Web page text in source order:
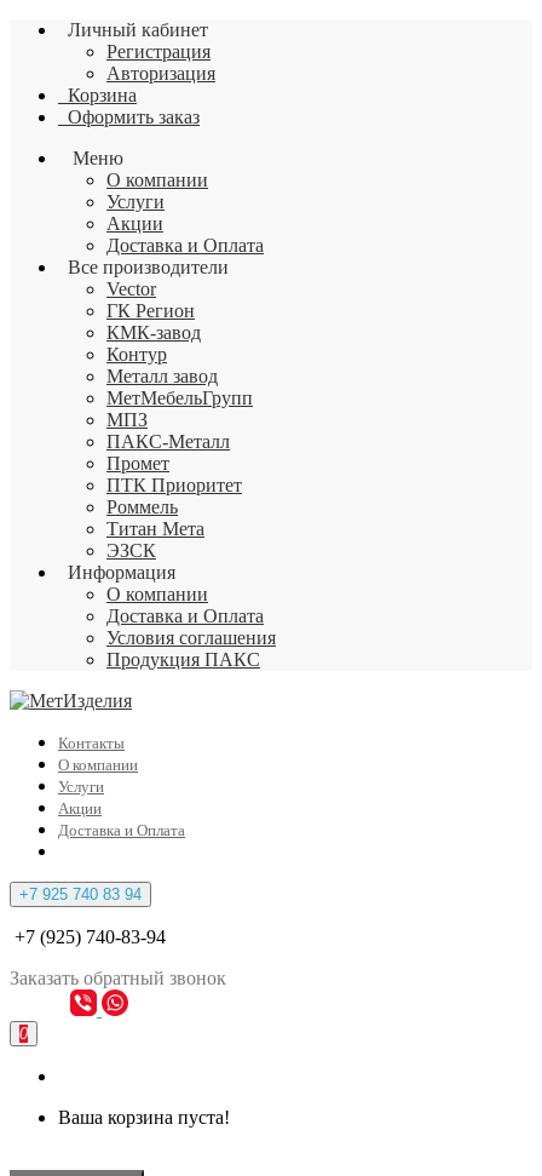
Личный кабинет
Регистрация
Авторизация
Корзина
Оформить заказ
Меню
О компании
Услуги
Акции
Доставка и Оплата
Все производители
Vector
ГК Регион
КМК-завод
Контур
Металл завод
МетМебельГрупп
МПЗ
ПАКС-Металл
Промет
ПТК Приоритет
Роммель
Титан Мета
ЭЗСК
Информация
О компании
Доставка и Оплата
Условия соглашения
Продукция ПАКС
Контакты
О компании
Услуги
Акции
Доставка и Оплата
+7 925 740 83 94
+7 (925) 740-83-94
Заказать обратный звонок
0
Ваша корзина пуста!